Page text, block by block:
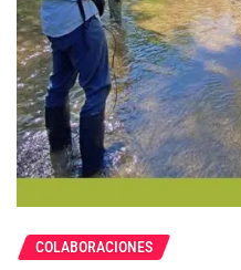
COLABORACIONES